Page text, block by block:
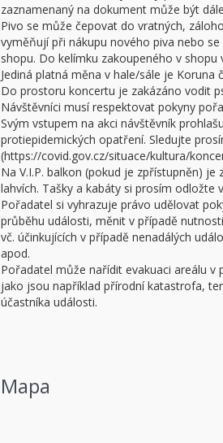
zaznamenaný na dokument může být
Pivo se může čepovat do vratných,
vyměňují při nákupu nového piva nebo
shopu. Do kelímku zakoupeného v
Jediná platná měna v hale/sále je Koruna
Do prostoru koncertu je zakázáno vodit
Návštěvníci musí respektovat pokyny
Svým vstupem na akci návštěvník
protiepidemických opatření. Sledujte
(https://covid.gov.cz/situace/kultura/
Na V.I.P. balkon (pokud je zpřístupněn)
lahvích. Tašky a kabáty si prosím odložte
Pořadatel si vyhrazuje právo udělovat
průběhu události, měnit v případě
vč. účinkujících v případě nenadálých
apod.
Pořadatel může nařídit evakuaci areálu
jako jsou například přírodní katastrofa,
účastníka události.
Mapa